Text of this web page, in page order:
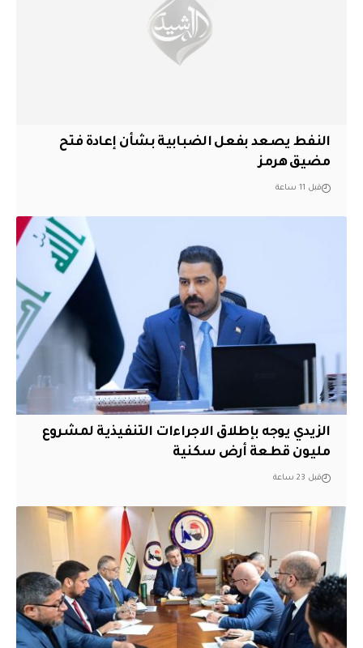
النفط يصعد بفعل الضبابية بشأن إعادة فتح
مضيق هرمز
قبل 11 ساعة
الزيدي يوجه بإطلاق الاجراءات التنفيذية لمشروع
مليون قطعة أرض سكنية
قبل 23 ساعة